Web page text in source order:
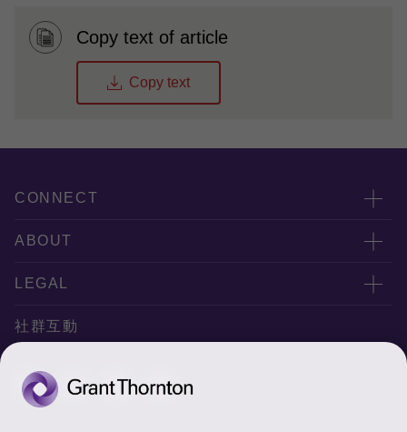
Copy text of article
Copy text
CONNECT
服務團隊
服務據點
ABOUT
關於正大
專業服務
稅務行事曆
LEGAL
隱私政策
網站地圖
社群互動